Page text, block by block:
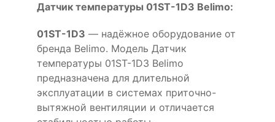
Датчик температуры 01ST-1D3 Belimo:
01ST-1D3 — надёжное оборудование от
бренда Belimo. Модель Датчик
температуры 01ST-1D3 Belimo
предназначена для длительной
эксплуатации в системах приточно-
вытяжной вентиляции и отличается